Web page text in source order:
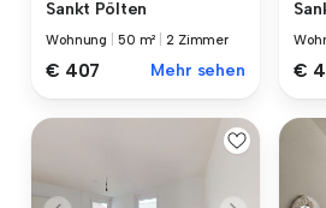
Sankt Pölten
Wohnung 50 m² |2 Zimmer
€ 407 Mehr sehen €